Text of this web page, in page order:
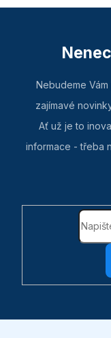
Nebudeme
zajímavé
Ať už je to
informace - třeba